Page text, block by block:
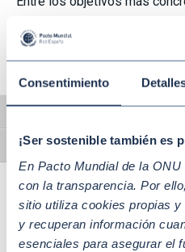
Consentimiento
¡Ser sostenible también es
En Pacto Mundial de la
con la transparencia. Por
sitio utiliza cookies propias
y recuperan información
esenciales para asegurar el
Alternar tamaño de letra
programas Compartir y
Latinoamérica y promoverá
100% de sus nuevos
Media se medirá el volumen
avanzará en la medición de la
publicidad y en la
sostenibilidad en sus
social, se incrementará al
económico de la cesión de